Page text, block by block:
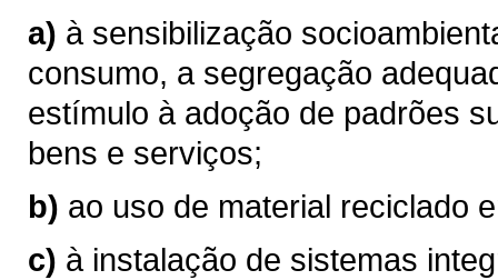
a) à sensibilização
consumo, a segregação
estímulo à adoção de padrões
bens e serviços;
b) ao uso de material reciclado
c) à instalação de sistemas